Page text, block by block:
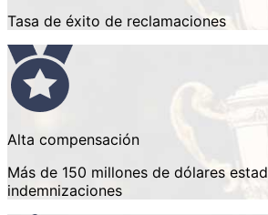
Tasa de éxito de reclamaciones
Alta compensación
Más de 150 millones de dólares
indemnizaciones